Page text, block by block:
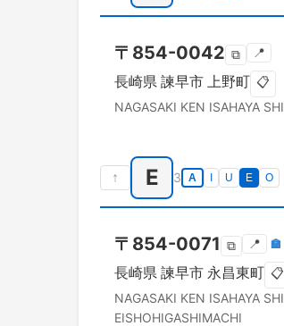
〒 854-0042 ⧉ 📍
長崎県 諫早市 上野町 📋
NAGASAKI KEN ISAHAYA SHI
↑ E 3 A U E O
〒 854-0071 ⧉ 📍 🏣
長崎県 諫早市 永昌東町 📋
NAGASAKI KEN ISAHAYA SHI
EISHOHIGASHIMACHI